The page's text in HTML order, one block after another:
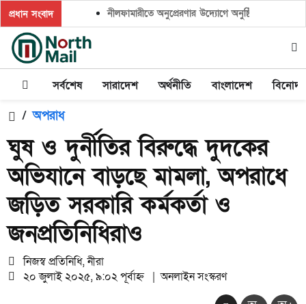
প্রধান সংবাদ নীলফামারীতে অনুপ্রেরণার উদ্যোগে অনুষ্ঠিত হলো
সর্বশেষ সারাদেশ অর্থনীতি বাংলাদেশ
/ অপরাধ
ঘুষ ও দুর্নীতির বিরুদ্ধে দুদকের
অভিযানে বাড়ছে মামলা, অপরাধে
জড়িত সরকারি কর্মকর্তা ও
জনপ্রতিনিধিরাও
নিজস্ব প্রতিনিধি, নীরা
২০ জুলাই ২০২৫, ৯:০২ পূর্বাহ্ন | অনলাইন সংস্করণ